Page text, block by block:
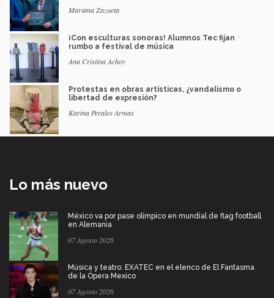
Mariana Zazueta
¡Con esculturas sonoras! Alumnos Tec fijan
rumbo a festival de música
Ana Cristina Achoy
Protestas en obras artísticas, ¿vandalismo o
libertad de expresión?
Karina Perales Armas
Lo más nuevo
México va por pase olímpico en mundial de flag football
en Alemania
07 Agosto 2026
Música y teatro: EXATEC en el elenco de El Fantasma
de la Ópera Mexico
07 Agosto 2026